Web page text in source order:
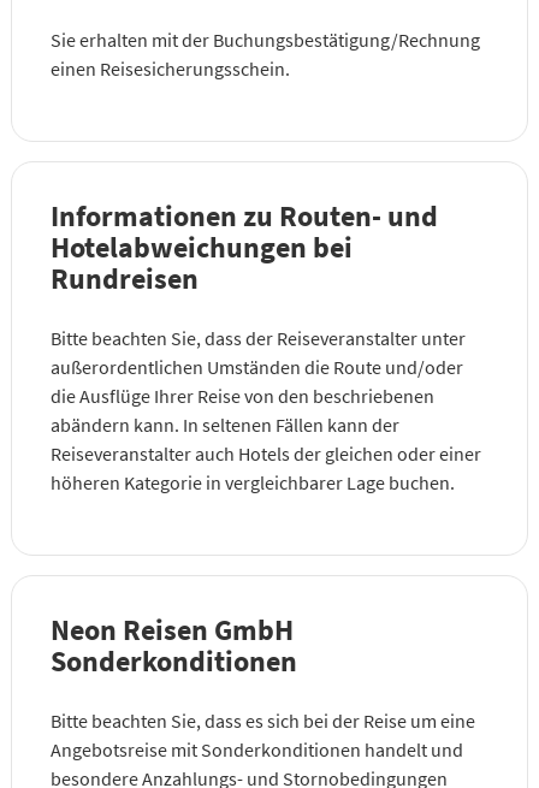
Sie erhalten mit der Buchungsbestätigung/Rechnung
einen Reisesicherungsschein.
Informationen zu Routen- und
Hotelabweichungen bei
Rundreisen
Bitte beachten Sie, dass der Reiseveranstalter unter
außerordentlichen Umständen die Route und/oder
die Ausflüge Ihrer Reise von den beschriebenen
abändern kann. In seltenen Fällen kann der
Reiseveranstalter auch Hotels der gleichen oder einer
höheren Kategorie in vergleichbarer Lage buchen.
Neon Reisen GmbH
Sonderkonditionen
Bitte beachten Sie, dass es sich bei der Reise um eine
Angebotsreise mit Sonderkonditionen handelt und
besondere Anzahlungs- und Stornobedingungen